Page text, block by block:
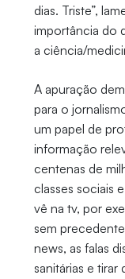
dias. Triste”,
importância do
a ciência/
A apuração
para o
um papel de
informação
centenas de
classes sociais
vê na tv, por
sem
news, as falas
sanitárias e